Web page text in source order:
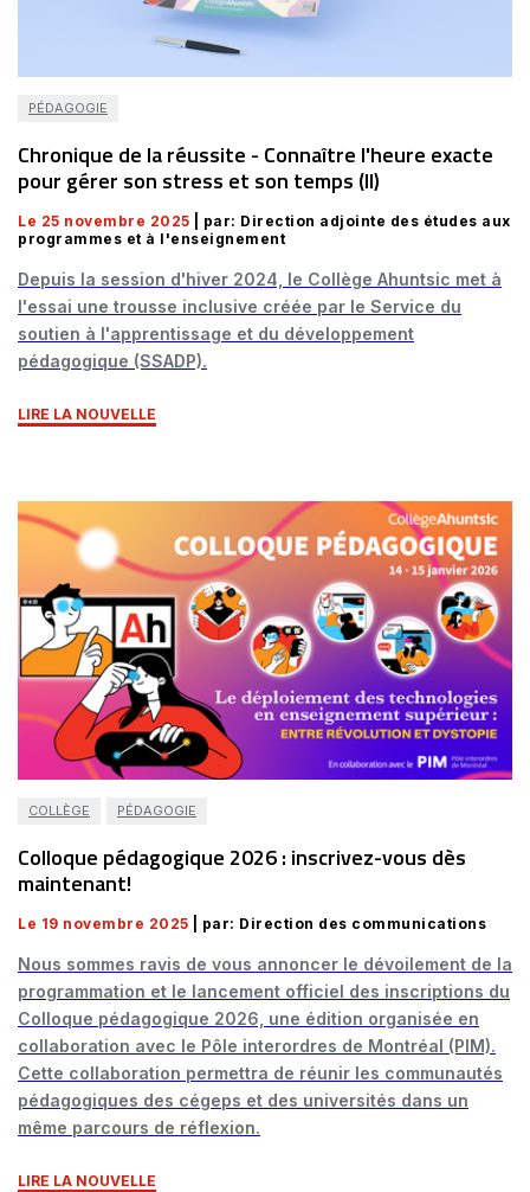
PÉDAGOGIE
Chronique de la réussite - Connaître l'heure exacte
pour gérer son stress et son temps (II)
Le 25 novembre 2025
| par: Direction adjointe des études aux
programmes et à l'enseignement
Depuis la session d'hiver 2024, le Collège Ahuntsic met à
l'essai une trousse inclusive créée par le Service du
soutien à l'apprentissage et du développement
pédagogique (SSADP).
LIRE LA NOUVELLE
COLLÈGE PÉDAGOGIE
Colloque pédagogique 2026 : inscrivez-vous dès
maintenant!
Le 19 novembre 2025 | par: Direction des communications
Nous sommes ravis de vous annoncer le dévoilement de la
programmation et le lancement officiel des inscriptions du
Colloque pédagogique 2026, une édition organisée en
collaboration avec le Pôle interordres de Montréal (PIM).
Cette collaboration permettra de réunir les communautés
pédagogiques des cégeps et des universités dans un
même parcours de réflexion.
LIRE LA NOUVELLE